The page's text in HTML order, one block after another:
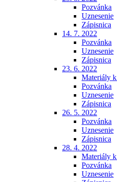
Pozvánka
Uznesenie
Zápisnica
14. 7. 2022
Pozvánka
Uznesenie
Zápisnica
23. 6. 2022
Materiály
Pozvánka
Uznesenie
Zápisnica
26. 5. 2022
Pozvánka
Uznesenie
Zápisnica
28. 4. 2022
Materiály
Pozvánka
Uznesenie